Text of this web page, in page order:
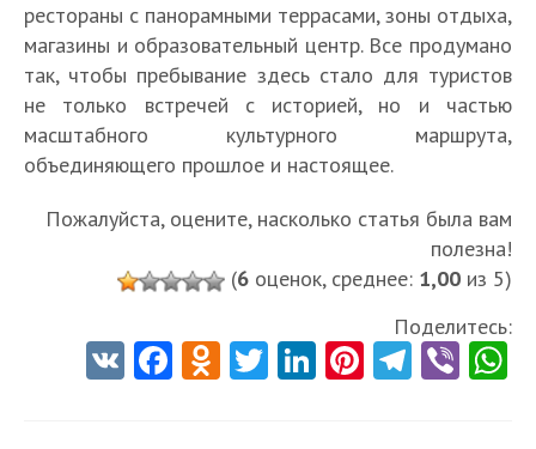
рестораны с панорамными террасами, зоны отдыха,
магазины и образовательный центр. Все продумано
так, чтобы пребывание здесь стало для туристов
не только встречей с историей, но и частью
масштабного культурного маршрута,
объединяющего прошлое и настоящее.
Пожалуйста, оцените, насколько статья была вам
полезна!
(6 оценок, среднее: 1,00 из 5)
Поделитесь:
V Fa O T Li Pi Te Vi